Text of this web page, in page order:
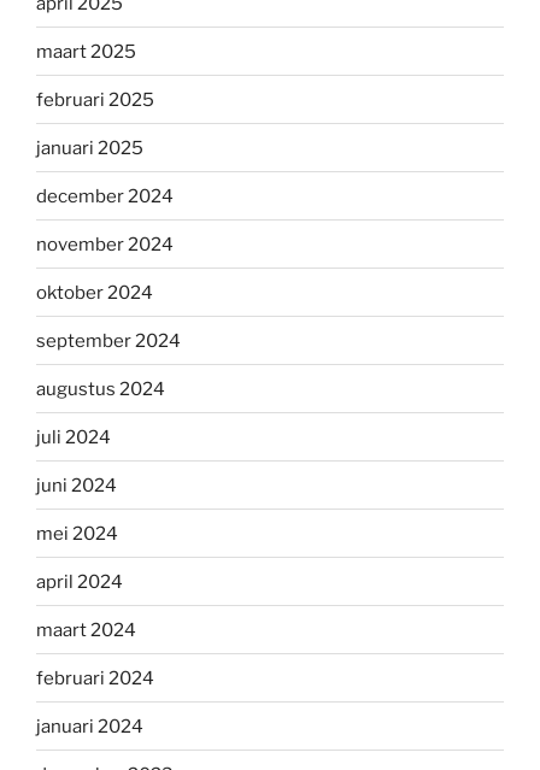
maart 2025
februari 2025
januari 2025
december 2024
november 2024
oktober 2024
september 2024
augustus 2024
juli 2024
juni 2024
mei 2024
april 2024
maart 2024
februari 2024
januari 2024